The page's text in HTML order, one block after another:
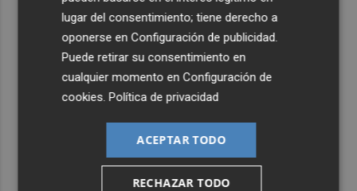
lugar del consentimiento; tiene derecho a
oponerse enConfiguración de publicidad.
Puede retirar su consentimiento en
cualquier momento enConfiguración de
cookies.Política de privacidad
ACEPTAR TODO
RECHAZAR TODO